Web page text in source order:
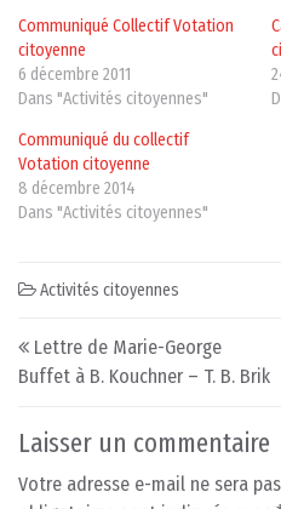
Communiqué Collectif Votation
citoyenne
6 décembre 2011
Dans "Activités citoyennes"
Communiqué du collectif
Votation citoyenne
8 décembre 2014
Dans "Activités citoyennes"
Activités citoyennes
Post navigation
Lettre de Marie-George
Buffet à B. Kouchner – T. B. Brik
Laisser un commentaire
Votre adresse e-mail ne sera